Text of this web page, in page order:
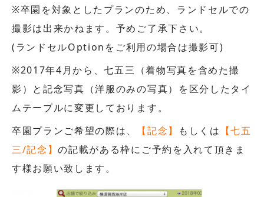
※卒園を対象としたプランのため、ランドセルでの
撮影は出来かねます。予めご了承下さい。
(ランドセルOptionをご利用の場合は撮影可)
※2017年4月から、七五三（着物写真を含めた撮
影）と記念写真（洋服のみの写真）を区分したタイ
ムテーブルに変更しております。
卒園プランご希望の際は、
【記念】 もしくは 【七五
三/記念】の記載がある枠にご予約を入れて頂きま
す様お願い致します。